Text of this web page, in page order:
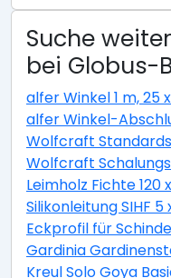
Suche
bei Globus-
alfer Winkel 1 m,
alfer Winkel-
Wolfcraft
Wolfcraft
Leimholz Fichte
Silikonleitung SIHF
Eckprofil für
Gardinia
Kreul Solo Goya